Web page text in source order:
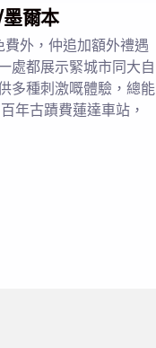
爾本
外，仲追加額外禮遇
處都展示緊城市同大自
多種刺激嘅體驗，總能
年古蹟費蓮達車站，